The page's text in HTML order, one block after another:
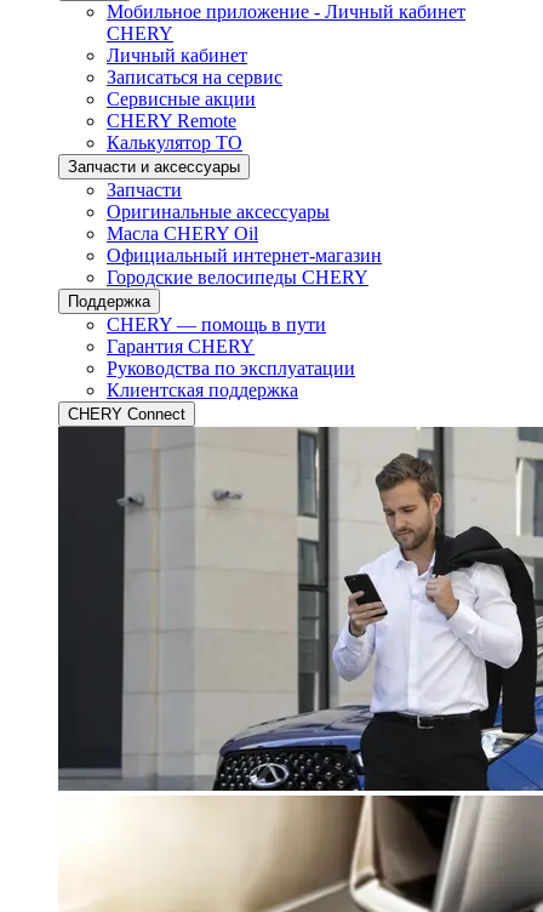
Мобильное приложение - Личный кабинет
CHERY
Личный кабинет
Записаться на сервис
Сервисные акции
CHERY Remote
Калькулятор ТО
Запчасти и аксессуары
Запчасти
Оригинальные аксессуары
Масла CHERY Oil
Официальный интернет-магазин
Городские велосипеды CHERY
Поддержка
CHERY — помощь в пути
Гарантия CHERY
Руководства по эксплуатации
Клиентская поддержка
CHERY Connect